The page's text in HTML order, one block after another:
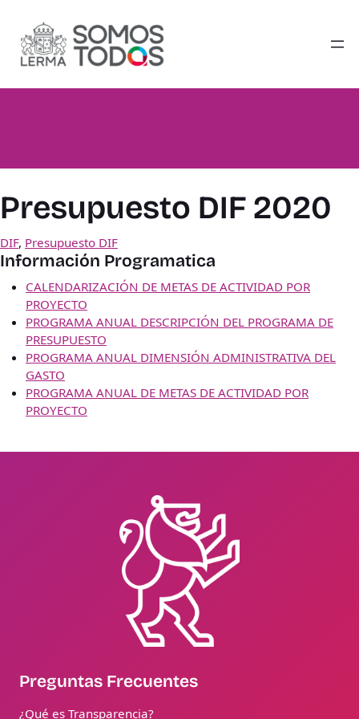
contenido
Presupuesto DIF 2020
DIF, Presupuesto DIF
Información Programatica
CALENDARIZACIÓN DE METAS DE ACTIVIDAD POR
PROYECTO
PROGRAMA ANUAL DESCRIPCIÓN DEL PROGRAMA DE
PRESUPUESTO
PROGRAMA ANUAL DIMENSIÓN ADMINISTRATIVA DEL
GASTO
PROGRAMA ANUAL DE METAS DE ACTIVIDAD POR
PROYECTO
Preguntas Frecuentes
¿Qué es Transparencia?